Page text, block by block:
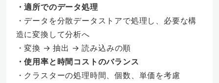
・適所でのデータ処理
・データを分散データストアで処理し、必要な構
造に変換して分析へ
・変換 → 抽出 → 読み込みの順
・使用率と時間コストのバランス
・クラスターの処理時間、個数、単価を考慮